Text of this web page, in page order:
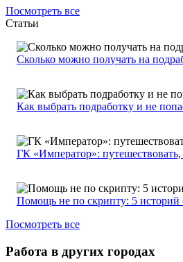
Посмотреть все
Статьи
Сколько можно получать на
Как выбрать подработку и не
ГК «Император»: путешествовать,
Помощь не по скрипту: 5 историй
Посмотреть все
Работа в других городах